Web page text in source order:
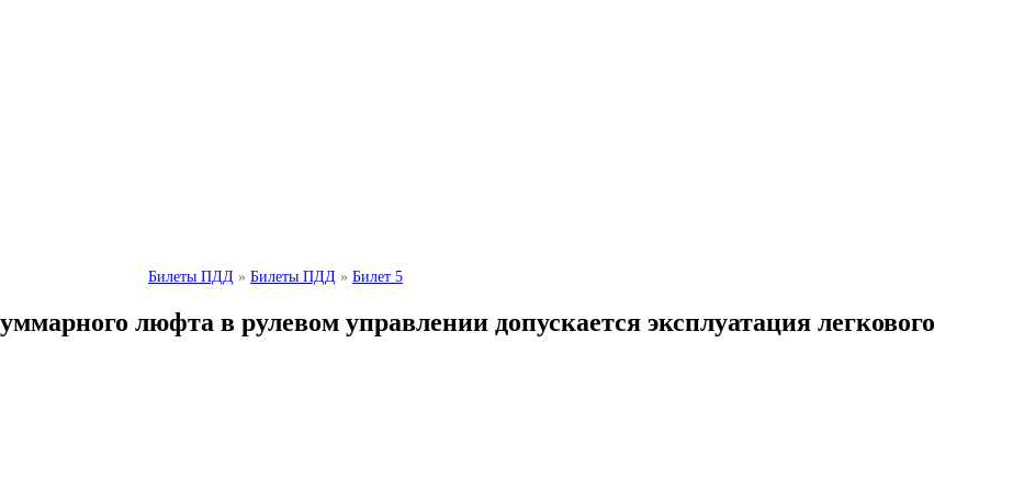
Билеты ПДД » Билеты ПДД » Билет 5
люфта в рулевом управлении допускается эксплуатация легкового